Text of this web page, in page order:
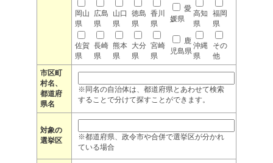
岡山
県
広島
県
山口
県
徳島
県
香川
県
愛
媛県
高知
県
福岡
県
佐賀
県
長崎
県
熊本
県
大分
県
宮崎
県
鹿
児島県
沖縄
県
その
他
市区町
村名、
都道府
県名
※同名の自治体は、都道府県とあわせて検索
することで分けて探すことができます。
対象の
選挙区
※都道府県、政令市や合併で選挙区が分かれ
ている場合